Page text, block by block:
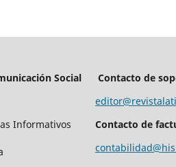
Social
Informativos
Contacto de
Contacto de